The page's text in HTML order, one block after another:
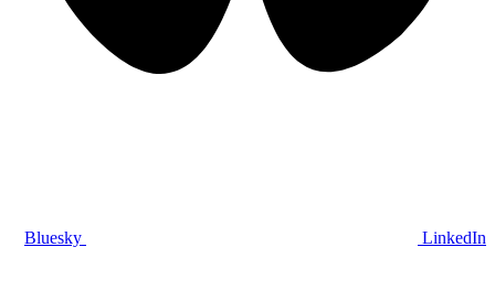
Bluesky LinkedIn